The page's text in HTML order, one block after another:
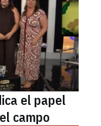
el papel
campo